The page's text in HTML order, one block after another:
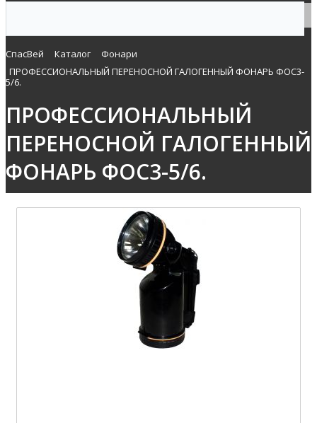
СпасВей Каталог
Фонари
ПРОФЕССИОНАЛЬНЫЙ ПЕРЕНОСНОЙ ГАЛОГЕННЫЙ ФОНАРЬ ФОС3-
5/6.
ПРОФЕССИОНАЛЬНЫЙ
ПЕРЕНОСНОЙ ГАЛОГЕННЫЙ
ФОНАРЬ ФОС3-5/6.